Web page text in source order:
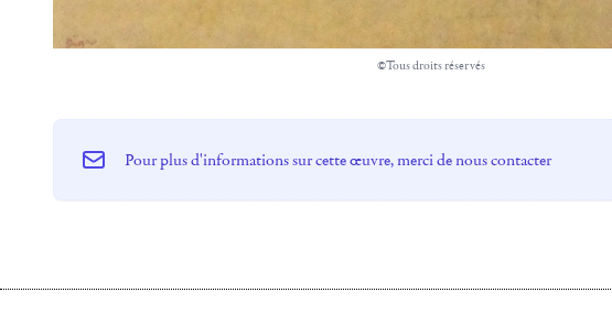
©Tous droits réservés
Pour plus d'informations sur cette œuvre, merci de nous contacter